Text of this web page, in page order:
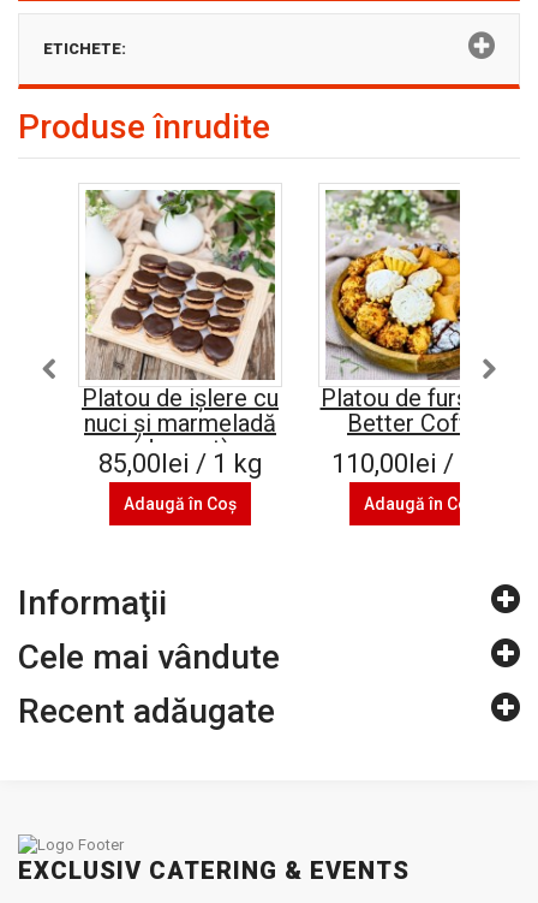
ETICHETE:
Produse înrudite
Platou de ișlere cu
nuci și marmeladă
(de post)
85,00lei / 1 kg
Adaugă în Coş
Platou de fursecuri
Better Coffee
110,00lei / 1 kg
Adaugă în Coş
Informaţii
Cele mai vândute
Recent adăugate
EXCLUSIV CATERING & EVENTS